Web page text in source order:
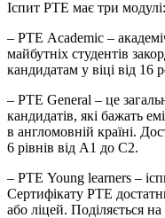
Іспит PTE має три модулі:
– РТЕ Academic –
майбутніх студентів
кандидатам у віці від 16
– РТЕ General – це
кандидатів, які бажать
в англомовній країні.
6 рівнів від А1 до С2.
– РТЕ Young learners –
Сертифікату PTE
або ліцей. Поділяється на